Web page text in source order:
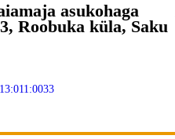
asukohaga
Roobuka küla, Saku